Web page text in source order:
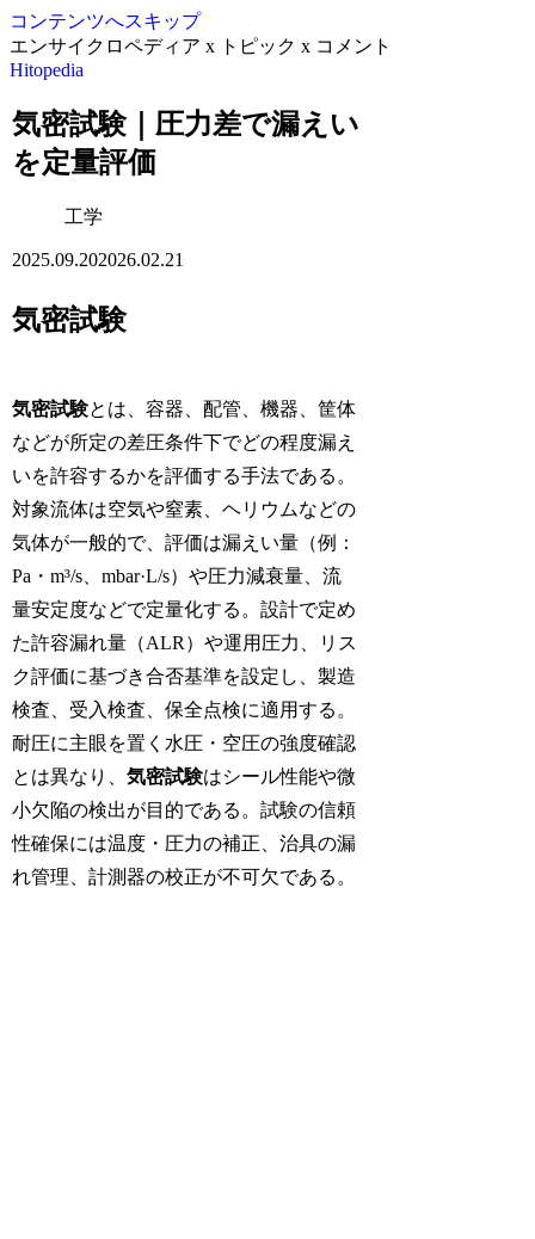
コンテンツへスキップ
エンサイクロペディア x トピック x コメント
Hitopedia
気密試験｜圧力差で漏えい
を定量評価
工学
2025.09.202026.02.21
気密試験
気密試験とは、容器、配管、機器、筐体
などが所定の差圧条件下でどの程度漏え
いを許容するかを評価する手法である。
対象流体は空気や窒素、ヘリウムなどの
気体が一般的で、評価は漏えい量（例：
Pa・m³/s、mbar·L/s）や圧力減衰量、流
量安定度などで定量化する。設計で定め
た許容漏れ量（ALR）や運用圧力、リス
ク評価に基づき合否基準を設定し、製造
検査、受入検査、保全点検に適用する。
耐圧に主眼を置く水圧・空圧の強度確認
とは異なり、気密試験はシール性能や微
小欠陥の検出が目的である。試験の信頼
性確保には温度・圧力の補正、治具の漏
れ管理、計測器の校正が不可欠である。